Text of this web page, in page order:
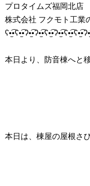
プロタイムズ福岡北店
株式会社 フクモト工業
本日より、防音棟へと
本日は、棟屋の屋根さ